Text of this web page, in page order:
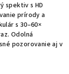
spektiv s HD
prírody a
s 30–60×
Odolná
pozorovanie aj v